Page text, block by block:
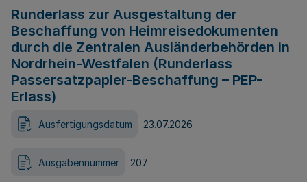
Runderlass zur Ausgestaltung der
Beschaffung von Heimreisedokumenten
durch die Zentralen Ausländerbehörden in
Nordrhein-Westfalen (Runderlass
Passersatzpapier-Beschaffung – PEP-
Erlass)
Ausfertigungsdatum 23.07.2026
Ausgabennummer 207